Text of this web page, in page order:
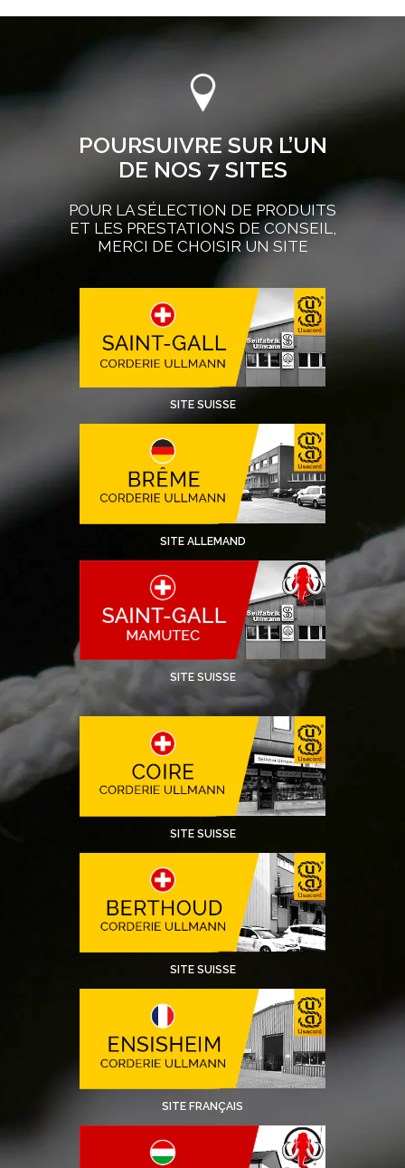
POURSUIVRE SUR L’UN
DE NOS 7 SITES
POUR LA SÉLECTION DE PRODUITS
ET LES PRESTATIONS DE CONSEIL,
MERCI DE CHOISIR UN SITE
SITE SUISSE
SITE ALLEMAND
SITE SUISSE
SITE SUISSE
SITE SUISSE
SITE FRANÇAIS